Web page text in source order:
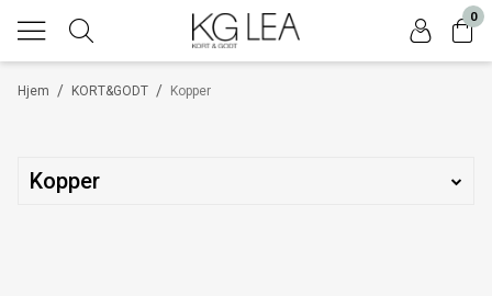
0
/
Hjem /
KORT&GODT Kopper
Kopper